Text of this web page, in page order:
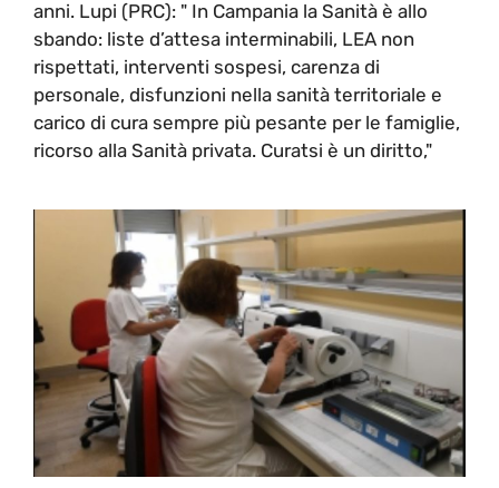
anni. Lupi (PRC): " In Campania la Sanità è allo
sbando: liste d’attesa interminabili, LEA non
rispettati, interventi sospesi, carenza di
personale, disfunzioni nella sanità territoriale e
carico di cura sempre più pesante per le famiglie,
ricorso alla Sanità privata. Curatsi è un diritto,"